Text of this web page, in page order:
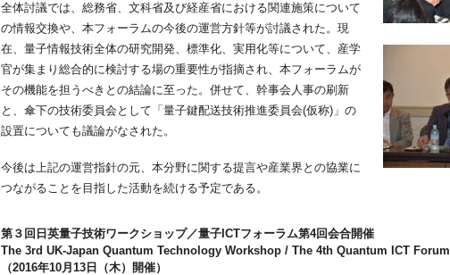
全体討議では、総務省、文科省及び経産省における関連施策について
の情報交換や、本フォーラムの今後の運営方針等が討議された。現
在、量子情報技術全体の研究開発、標準化、実用化等について、産学
官が集まり総合的に検討する場の重要性が指摘され、本フォーラムが
その機能を担うべきとの結論に至った。併せて、幹事会人事の刷新
と、傘下の技術委員会として「量子鍵配送技術推進委員会(仮称)」の
設置についても議論がなされた。
今後は上記の運営指針の元、本分野に関する提言や産業界との協業に
つながることを目指した活動を続ける予定である。
第３回日英量子技術ワークショップ／量子ICTフォーラム第4回会合開催
The 3rd UK-Japan Quantum Technology Workshop / The 4th Quantum ICT Forum
（2016年10月13日（木）開催）